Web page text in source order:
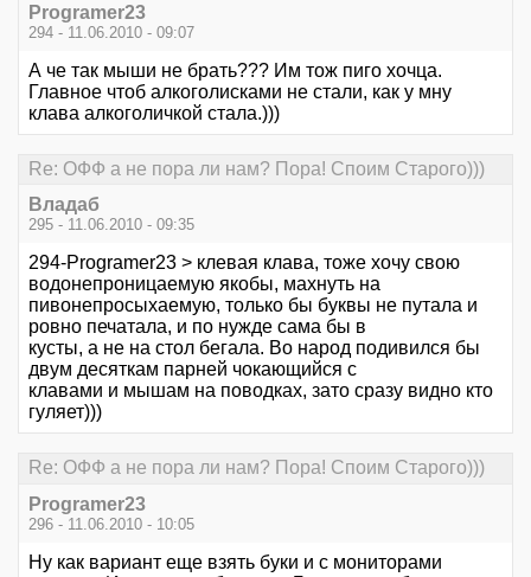
Programer23
294 - 11.06.2010 - 09:07
А че так мыши не брать??? Им тож пиго хочца.
Главное чтоб алкоголисками не стали, как у мну
клава алкоголичкой стала.)))
Re: ОФФ а не пора ли нам? Пора! Споим Старого)))
Владаб
295 - 11.06.2010 - 09:35
294-Programer23 > клевая клава, тоже хочу свою
водонепроницаемую якобы, махнуть на
пивонепросыхаемую, только бы буквы не путала и
ровно печатала, и по нужде сама бы в
кусты, а не на стол бегала. Во народ подивился бы
двум десяткам парней чокающийся с
клавами и мышам на поводках, зато сразу видно кто
гуляет)))
Re: ОФФ а не пора ли нам? Пора! Споим Старого)))
Programer23
296 - 11.06.2010 - 10:05
Ну как вариант еще взять буки и с мониторами